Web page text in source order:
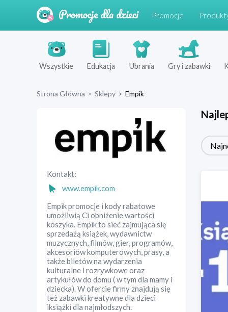
Promocje
Wszystkie Edukacja Ubrania Gry i zabawki
Strona Główna > Sklepy > Empik
Kontakt:
www.empik.com
Empik promocje i kody rabatowe
umożliwią Ci obniżenie wartości
koszyka. Empik to sieć zajmująca się
sprzedażą książek, wydawnictw
muzycznych, filmów, gier, programów,
akcesoriów komputerowych, prasy, a
także biletów na wydarzenia
kulturalne i rozrywkowe oraz
artykułów do domu ( w tym dla mamy i
dziecka). W ofercie firmy znajdują się
też zabawki kreatywne dla dzieci
iksiążki dla najmłodszych.